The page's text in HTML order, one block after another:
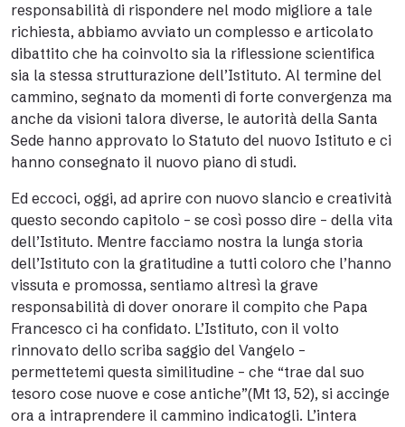
responsabilità di rispondere nel modo migliore a tale
richiesta, abbiamo avviato un complesso e articolato
dibattito che ha coinvolto sia la riflessione scientifica
sia la stessa strutturazione dell’Istituto. Al termine del
cammino, segnato da momenti di forte convergenza ma
anche da visioni talora diverse, le autorità della Santa
Sede hanno approvato lo Statuto del nuovo Istituto e ci
hanno consegnato il nuovo piano di studi.
Ed eccoci, oggi, ad aprire con nuovo slancio e creatività
questo secondo capitolo – se così posso dire – della vita
dell’Istituto. Mentre facciamo nostra la lunga storia
dell’Istituto con la gratitudine a tutti coloro che l’hanno
vissuta e promossa, sentiamo altresì la grave
responsabilità di dover onorare il compito che Papa
Francesco ci ha confidato. L’Istituto, con il volto
rinnovato dello scriba saggio del Vangelo –
permettetemi questa similitudine – che “trae dal suo
tesoro cose nuove e cose antiche”(Mt 13, 52), si accinge
ora a intraprendere il cammino indicatogli. L’intera